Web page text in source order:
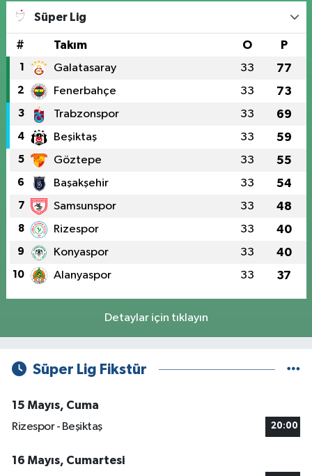
Süper Lig
# Takım O P
1 Galatasaray 33 77
2 Fenerbahçe 33 73
3 Trabzonspor 33 69
4 Beşiktaş 33 59
5 Göztepe 33 55
6 Başakşehir 33 54
7 Samsunspor 33 48
8 Rizespor 33 40
9 Konyaspor 33 40
10 Alanyaspor 33 37
Detaylar için tıklayın
Süper Lig Fikstür
15 Mayıs, Cuma
Rizespor - Beşiktaş
20:00
16 Mayıs, Cumartesi